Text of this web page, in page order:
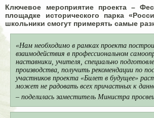
Ключевое мероприятие проекта –
площадке исторического парка
школьники смогут примерять самые
«Нам необходимо в рамках проекта
взаимодействия в профессиональном
наставники, учителя, специально
производства, получить рекомендации по
участников проекта «Билет в будущее»
может не радовать всех причастных к
– поделилась заместитель Министра